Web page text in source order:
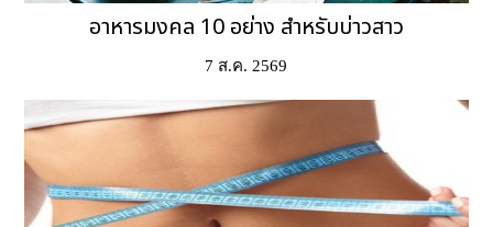
อาหารมงคล 10 อย่าง สำหรับบ่าวสาว
7 ส.ค. 2569